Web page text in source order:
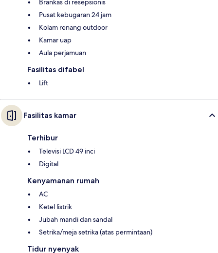
Brankas di resepsionis
Pusat kebugaran 24 jam
Kolam renang outdoor
Kamar uap
Aula perjamuan
Fasilitas difabel
Lift
Fasilitas kamar
Terhibur
Televisi LCD 49 inci
Digital
Kenyamanan rumah
AC
Ketel listrik
Jubah mandi dan sandal
Setrika/meja setrika (atas permintaan)
Tidur nyenyak